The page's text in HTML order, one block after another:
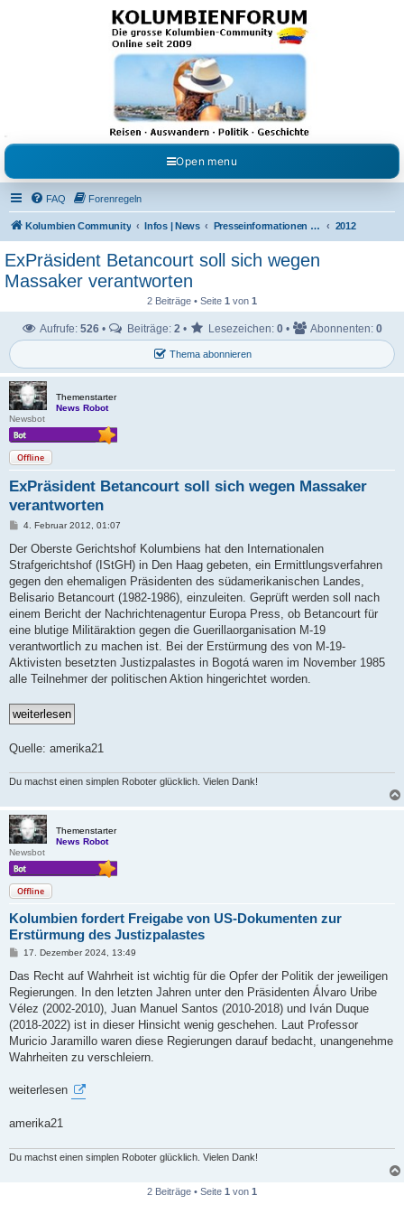
Kolumbienforum - Das
grosse Forum der
Freunde Kolumbiens
Reisen, Auswandern, Kultur, Politik, Geschichte und Visum in Kolumbien und Venezuela.
Austausch, Erfahrungen und Gemeinschaft im Kolumbienforum
Open menu
FAQ Forenregeln
Kolumbien Community Infos | News Presseinformationen & Neuigkeiten 2012
ExPräsident Betancourt soll sich wegen
Massaker verantworten
2 Beiträge • Seite 1 von 1
Thema abonnieren
Aufrufe: 526 • Beiträge: 2 • Lesezeichen: 0 • Abonnenten: 0
Themenstarter
News Robot
Newsbot
Offline
ExPräsident Betancourt soll sich wegen Massaker
verantworten
B
i
r
a
g
4. Februar 2012, 01:07
Der Oberste Gerichtshof Kolumbiens hat den Internationalen
Strafgerichtshof (IStGH) in Den Haag gebeten, ein Ermittlungsverfahren
gegen den ehemaligen Präsidenten des südamerikanischen Landes,
Belisario Betancourt (1982-1986), einzuleiten. Geprüft werden soll nach
einem Bericht der Nachrichtenagentur Europa Press, ob Betancourt für
eine blutige Militäraktion gegen die Guerillaorganisation M-19
verantwortlich zu machen ist. Bei der Erstürmung des von M-19-
Aktivisten besetzten Justizpalastes in Bogotá waren im November 1985
alle Teilnehmer der politischen Aktion hingerichtet worden.
Quelle: amerika21
Du machst einen simplen Roboter glücklich. Vielen Dank!
Themenstarter
News Robot
Newsbot
Offline
Kolumbien fordert Freigabe von US-Dokumenten zur
Erstürmung des Justizpalastes
B
i
r
a
17. Dezember 2024, 13:49
Das Recht auf Wahrheit ist wichtig für die Opfer der Politik der jeweiligen
Regierungen. In den letzten Jahren unter den Präsidenten Álvaro Uribe
Vélez (2002-2010), Juan Manuel Santos (2010-2018) und Iván Duque
(2018-2022) ist in dieser Hinsicht wenig geschehen. Laut Professor
Muricio Jaramillo waren diese Regierungen darauf bedacht, unangenehme
Wahrheiten zu verschleiern.
weiterlesen
amerika21
Du machst einen simplen Roboter glücklich. Vielen Dank!
2 Beiträge • Seite 1 von 1